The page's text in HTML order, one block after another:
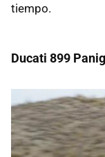
tiempo.
Ducati 899